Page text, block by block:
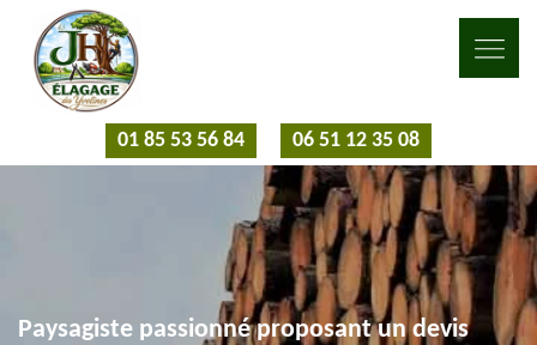
01 85 53 56 84 06 51 12 35 08
Paysagiste passionné proposant un devis